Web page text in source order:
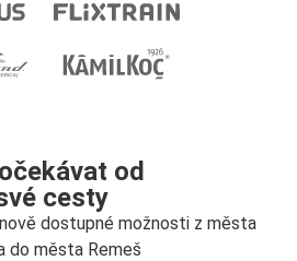
od
cesty
dostupné možnosti z města
do města Remeš